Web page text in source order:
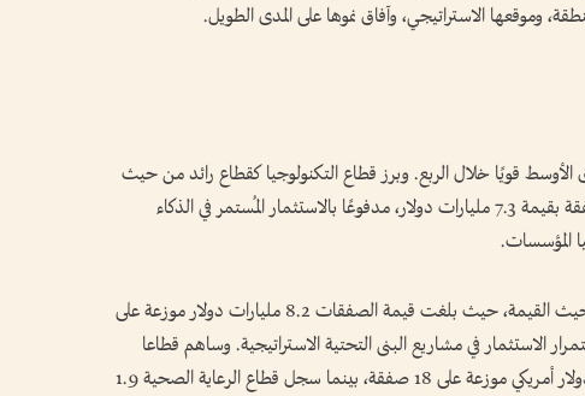
وموقعها الاستراتيجي، وآفاق نموها على المدى الطويل.
قويًا خلال الربع. وبرز قطاع التكنولوجيا كقطاع رائد من حيث
الحجم، حيث بلغ عدد الصفقات 68 صفقة بقيمة 7.3 مليارات دولار، مدفوعًا بالاستثمار المُستمر في الذكاء
المؤسسات.
وتصدر قطاع النقل قائمة القطاعات من حيث القيمة، حيث بلغت قيمة الصفقات 8.2 مليارات دولار موزعة على
في مشاريع البنى التحتية الاستراتيجية. وساهم قطاعا
الطاقة والموارد الطبيعية بمبلغ 2.2 مليار دولار أمريكي موزعة على 18 صفقة، بينما سجل قطاع الرعاية الصحية 1.9